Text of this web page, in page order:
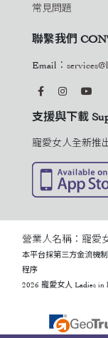
常見問題
聯繫我們
Email：
支援與下載
寵愛女人全新推
營業人名稱：寵愛
本平台採第三方金流機
程序
2026 寵愛女人 Ladies in